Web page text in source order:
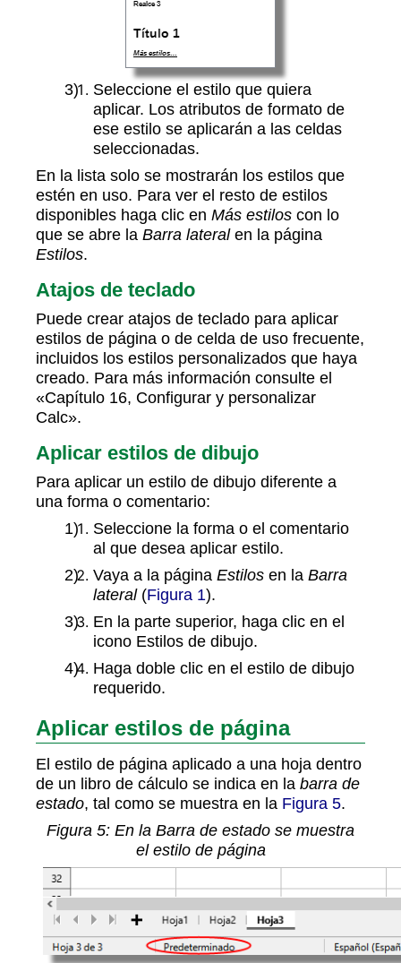
Seleccione el estilo que quiera
aplicar. Los atributos de formato de
ese estilo se aplicarán a las celdas
seleccionadas.
En la lista solo se mostrarán los estilos que
estén en uso. Para ver el resto de estilos
disponibles haga clic en Más estilos con lo
que se abre la Barra lateralen la página
Estilos.
Atajos de teclado
Puede crear atajos de teclado para aplicar
estilos de página o de celda de uso frecuente,
incluidos los estilos personalizados que haya
creado. Para más información consulte el
«Capítulo 16, Configurar y personalizar
Calc».
Aplicar estilos de dibujo
Para aplicar un estilo de dibujo diferente a
una forma o comentario:
Seleccione la forma o el comentario
al que desea aplicar estilo.
Vaya a la página Estilos en la Barra
lateral(Figura 1).
En la parte superior, haga clic en el
icono Estilos de dibujo.
Haga doble clic en el estilo de dibujo
requerido.
Aplicar estilos de página
El estilo de página aplicado a una hoja dentro
de un libro de cálculo se indica en la barra de
estado, tal como se muestra en la Figura 5.
Figura 5: En la Barra de estado se muestra
el estilo de página